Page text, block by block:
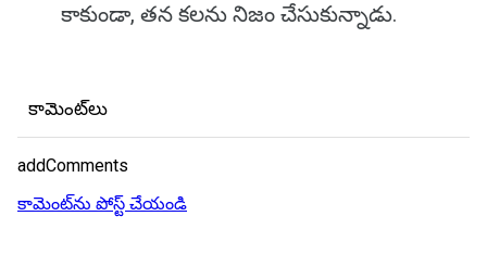
కాకుండా, తన కలను నిజం చేసుకున్నాడు.
కామెంట్‌లు
addComments
కామెంట్‌ను పోస్ట్ చేయండి